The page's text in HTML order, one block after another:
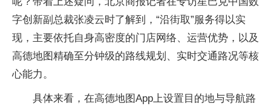
字创新副总裁张凌云时了解到，“沿街取”服务得以实
现，主要依托自身高密度的门店网络、运营优势，以及
高德地图精确至分钟级的路线规划、实时交通路况等核
心能力。
具体来看，在高德地图App上设置目的地与导航路